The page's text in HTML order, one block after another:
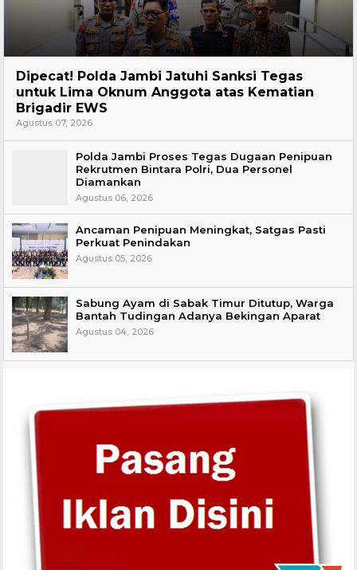
Dipecat! Polda Jambi Jatuhi Sanksi Tegas
untuk Lima Oknum Anggota atas Kematian
Brigadir EWS
Agustus 07, 2026
Polda Jambi Proses Tegas Dugaan Penipuan
Rekrutmen Bintara Polri, Dua Personel
Diamankan
Agustus 06, 2026
Ancaman Penipuan Meningkat, Satgas Pasti
Perkuat Penindakan
Agustus 05, 2026
Sabung Ayam di Sabak Timur Ditutup, Warga
Bantah Tudingan Adanya Bekingan Aparat
Agustus 04, 2026